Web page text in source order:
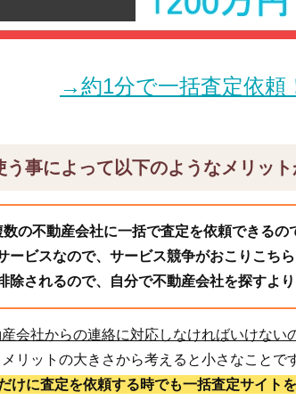
→約1分で一括査定依頼
事によって以下のようなメリット
の不動産会社に一括で査定を依頼できるの
ービスなので、サービス競争がおこりこち
除されるので、自分で不動産会社を探すより
会社からの連絡に対応しなければいけない
リットの大きさから考えると小さなことで
けに査定を依頼する時でも一括査定サイト